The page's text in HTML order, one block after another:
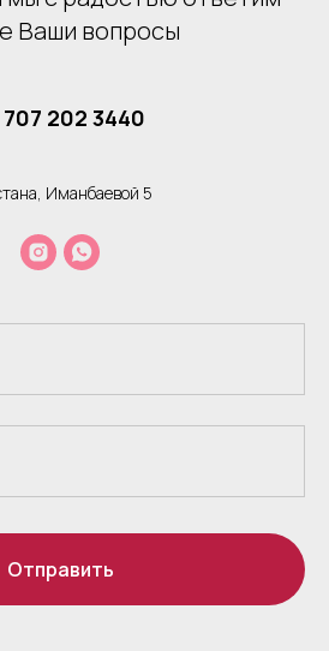
Ваши вопросы
707 202 3440
Иманбаевой 5
Отправить